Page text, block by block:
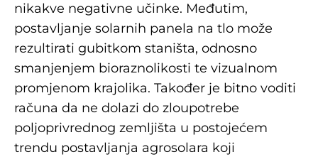
nikakve negativne učinke. Međutim,
postavljanje solarnih panela na tlo može
rezultirati gubitkom staništa, odnosno
smanjenjem bioraznolikosti te vizualnom
promjenom krajolika. Također je bitno voditi
računa da ne dolazi do zloupotrebe
poljoprivrednog zemljišta u postojećem
trendu postavljanja agrosolara koji